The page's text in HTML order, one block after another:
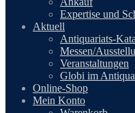
Expertise und
Aktuell
Antiquariats-
Messen/
Veranstaltungen
Globi im
Online-Shop
Mein Konto